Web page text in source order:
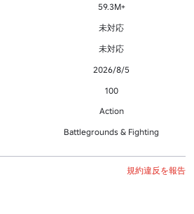
59.3M+
未対応
未対応
2026/8/5
100
Action
Battlegrounds & Fighting
規約違反を報告